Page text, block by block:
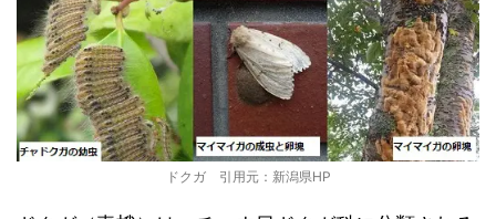
ドクガ 引用元：新潟県HP